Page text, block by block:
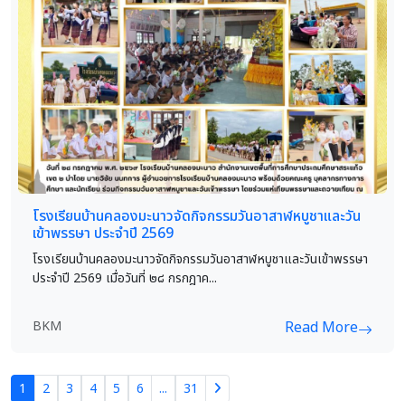
โรงเรียนบ้านคลองมะนาวจัดกิจกรรมวันอาสาฬหบูชาและวัน
เข้าพรรษา ประจำปี 2569
โรงเรียนบ้านคลองมะนาวจัดกิจกรรมวันอาสาฬหบูชาและวันเข้าพรรษา
ประจำปี 2569 เมื่อวันที่ ๒๘ กรกฎาค...
BKM Read More
1 2 3 4 5 6 ... 31